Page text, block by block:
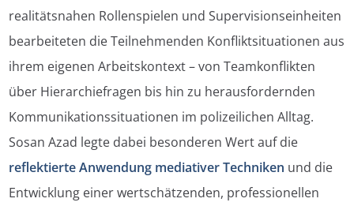
realitätsnahen Rollenspielen und Supervisionseinheiten
bearbeiteten die Teilnehmenden Konfliktsituationen aus
ihrem eigenen Arbeitskontext – von Teamkonflikten
über Hierarchiefragen bis hin zu herausfordernden
Kommunikationssituationen im polizeilichen Alltag.
Sosan Azad legte dabei besonderen Wert auf die
reflektierte Anwendung mediativer Techniken und die
Entwicklung einer wertschätzenden, professionellen